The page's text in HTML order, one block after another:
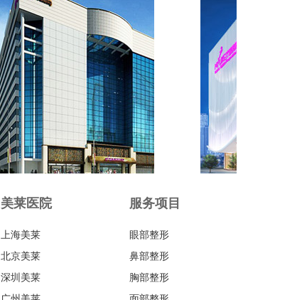
美莱医院
上海美莱
北京美莱
深圳美莱
服务项目
眼部整形
鼻部整形
胸部整形